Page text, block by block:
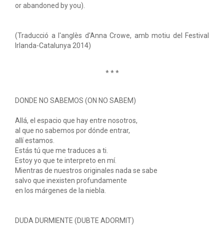
or abandoned by you).
(Traducció a l'anglès d'Anna Crowe, amb motiu del Festival
Irlanda-Catalunya 2014)
* * *
DONDE NO SABEMOS (ON NO SABEM)
Allá, el espacio que hay entre nosotros,
al que no sabemos por dónde entrar,
allí estamos.
Estás tú que me traduces a ti.
Estoy yo que te interpreto en mí.
Mientras de nuestros originales nada se sabe
salvo que inexisten profundamente
en los márgenes de la niebla.
DUDA DURMIENTE (DUBTE ADORMIT)